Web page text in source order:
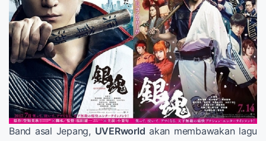
Band asal Jepang, UVERworld akan membawakan lagu